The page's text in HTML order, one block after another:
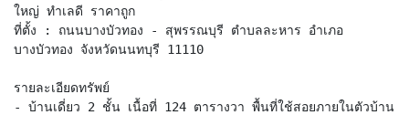
ใหญ่ ทำเลดี ราคาถูก
ที่ตั้ง : ถนนบางบัวทอง - สุพรรณบุรี ตำบลละหาร อำเภอ
บางบัวทอง จังหวัดนนทบุรี 11110
รายละเอียดทรัพย์
- บ้านเดี่ยว 2 ชั้น เนื้อที่ 124 ตารางวา พื้นที่ใช้สอยภายในตัวบ้าน